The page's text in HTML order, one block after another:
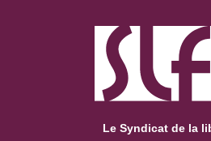
Le Syndicat de la